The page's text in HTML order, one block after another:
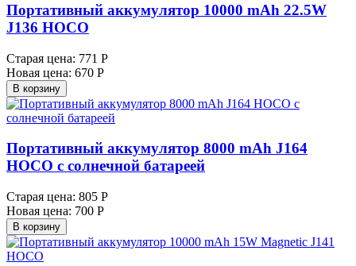
Портативный аккумулятор 10000 mAh 22.5W
J136 HOCO
Старая цена: 771 Р
Новая цена: 670 Р
В корзину
Портативный аккумулятор 8000 mAh J164
HOCO с солнечной батареей
Старая цена: 805 Р
Новая цена: 700 Р
В корзину